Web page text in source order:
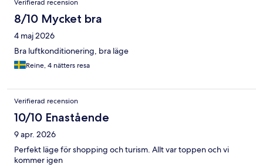
Verifierad recension
8/10 Mycket bra
4 maj 2026
Bra luftkonditionering, bra läge
Reine, 4 nätters resa
Verifierad recension
10/10 Enastående
9 apr. 2026
Perfekt läge för shopping och turism. Allt var toppen och vi
kommer igen